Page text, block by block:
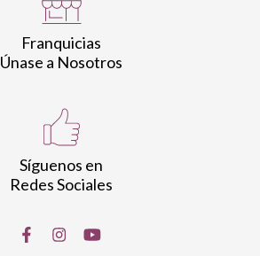
Franquicias
Únase a Nosotros
Síguenos en
Redes Sociales